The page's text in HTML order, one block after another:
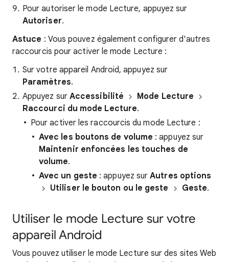
Pour autoriser le mode Lecture, appuyez sur
Autoriser.
Astuce : Vous pouvez également configurer d'autres
raccourcis pour activer le mode Lecture :
Sur votre appareil Android, appuyez sur
Paramètres.
Appuyez sur Accessibilité
Mode Lecture
Raccourci du mode Lecture.
Pour activer les raccourcis du mode Lecture :
Avec les boutons de volume : appuyez sur
Maintenir enfoncées les touches de
volume.
Avec un geste : appuyez surAutres options
Utiliser le bouton ou le geste
Geste.
Utiliser le mode Lecture sur votre
appareil Android
Vous pouvez utiliser le mode Lecture sur des sites Web